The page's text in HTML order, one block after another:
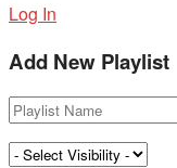
Log In
Add New Playlist